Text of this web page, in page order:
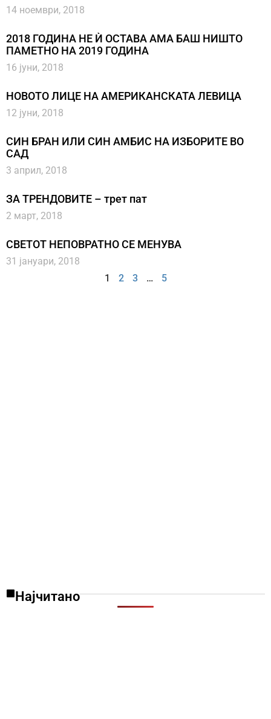
14 ноември, 2018
2018 ГОДИНА НЕ Ѝ ОСТАВА АМА БАШ НИШТО
ПАМЕТНО НА 2019 ГОДИНА
16 јуни, 2018
НОВОТО ЛИЦЕ НА АМЕРИКАНСКАТА ЛЕВИЦА
12 јуни, 2018
СИН БРАН ИЛИ СИН АМБИС НА ИЗБОРИТЕ ВО
САД
3 април, 2018
ЗА ТРЕНДОВИТЕ – трет пат
2 март, 2018
СВЕТОТ НЕПОВРАТНО СЕ МЕНУВА
31 јануари, 2018
1
2 3 … 5
Најчитано